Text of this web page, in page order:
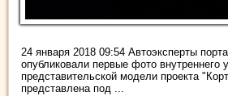
24 января 2018 09:54 Автоэксперты
опубликовали первые фото внутреннего
представительской модели проекта
представлена под ...